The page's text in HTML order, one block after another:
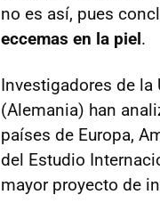
no es así, pues
eccemas en la piel.
Investigadores de la
(Alemania) han
países de Europa,
del Estudio
mayor proyecto de